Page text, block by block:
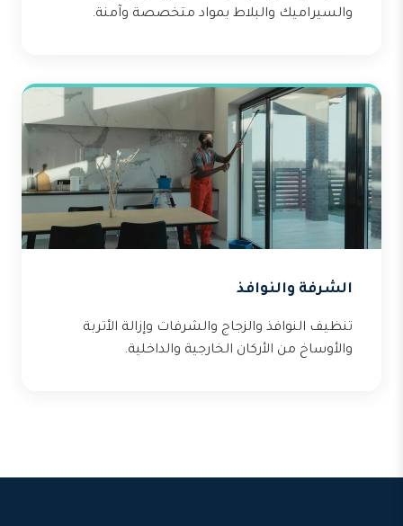
والسيراميك والبلاط بمواد متخصصة وآمنة.
الشرفة والنوافذ
تنظيف النوافذ والزجاج والشرفات وإزالة الأتربة
والأوساخ من الأركان الخارجية والداخلية.